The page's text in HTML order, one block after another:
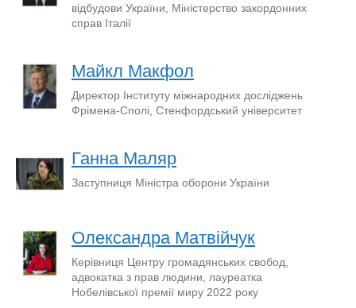
відбудови України, Міністерство закордонних
справ Італії
Майкл Макфол
Директор Інституту міжнародних досліджень
Фрімена-Сполі, Стенфордський університет
Ганна Маляр
Заступниця Міністра оборони України
Олександра Матвійчук
Керівниця Центру громадянських свобод,
адвокатка з прав людини, лауреатка
Нобелівської премії миру 2022 року